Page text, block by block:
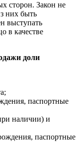
сторон. Закон не
них быть
выступать
в качестве
доли
паспортные
наличии) и
паспортные